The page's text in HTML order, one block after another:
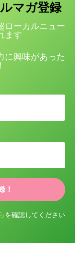
マガ登録
ローカルニュー
ます
に興味があった
を確認してください